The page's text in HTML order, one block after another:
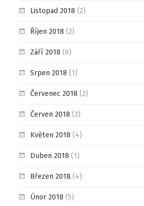
Listopad 2018 (2)
Říjen 2018 (2)
Září 2018 (6)
Srpen 2018 (1)
Červenec 2018 (2)
Červen 2018 (2)
Květen 2018 (4)
Duben 2018 (1)
Březen 2018 (4)
Únor 2018 (5)